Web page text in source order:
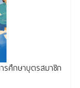
รศึกษาบุตรสมาชิก